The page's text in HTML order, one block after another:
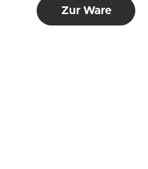
Zur Ware